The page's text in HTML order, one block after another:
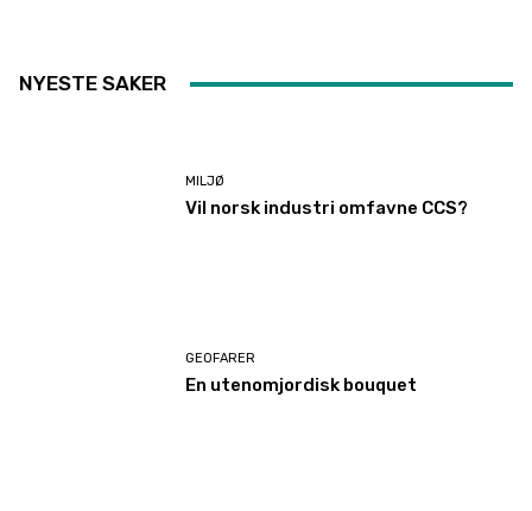
NYESTE SAKER
MILJØ
Vil norsk industri omfavne CCS?
GEOFARER
En utenomjordisk bouquet